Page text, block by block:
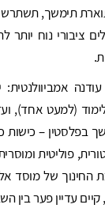
תימשך,
ציבורי נוח יותר
אמביוולנטית:
(למעט אחד),
– כישות
פוליטית
החינוך של מוסד
קיים עדיין פער